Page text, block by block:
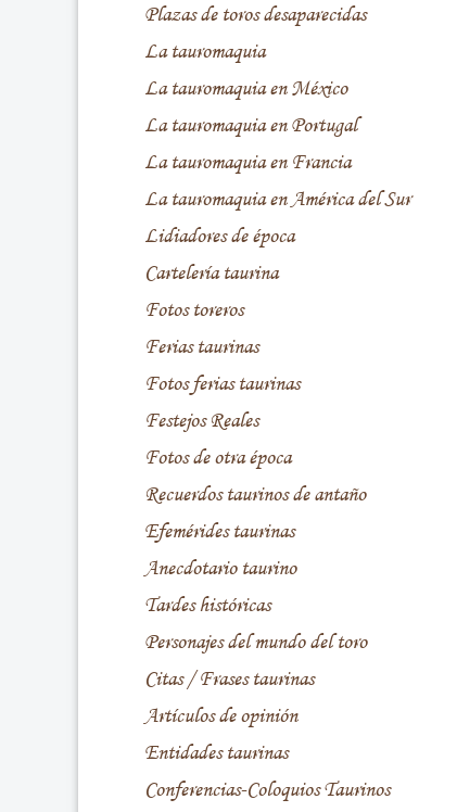
Plazas de toros desaparecidas
La tauromaquia
La tauromaquia en México
La tauromaquia en Portugal
La tauromaquia en Francia
La tauromaquia en América del Sur
Lidiadores de época
Cartelería taurina
Fotos toreros
Ferias taurinas
Fotos ferias taurinas
Festejos Reales
Fotos de otra época
Recuerdos taurinos de antaño
Efemérides taurinas
Anecdotario taurino
Tardes históricas
Personajes del mundo del toro
Citas / Frases taurinas
Artículos de opinión
Entidades taurinas
Conferencias-Coloquios Taurinos